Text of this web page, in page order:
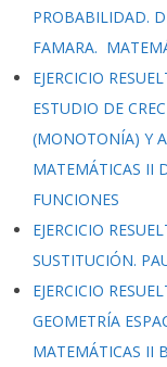
PROBABILIDAD.
FAMARA.
EJERCICIO
ESTUDIO DE
(MONOTONÍA) Y
MATEMÁTICAS II
FUNCIONES
EJERCICIO
SUSTITUCIÓN.
EJERCICIO
GEOMETRÍA
MATEMÁTICAS II